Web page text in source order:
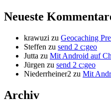
Neueste
krawuzi zu Geocaching
Steffen zu send 2 c:geo
Jutta zu Mit Android auf
Jürgen zu send 2 c:geo
Niederrheiner2 zu Mit
Archiv